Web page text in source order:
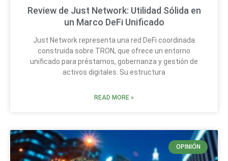
Review de Just Network: Utilidad Sólida en
un Marco DeFi Unificado
Just Network representa una red DeFi coordinada
construida sobre TRON, que ofrece un entorno
unificado para préstamos, gobernanza y gestión de
activos digitales. Su estructura
READ MORE »
OPINIÓN